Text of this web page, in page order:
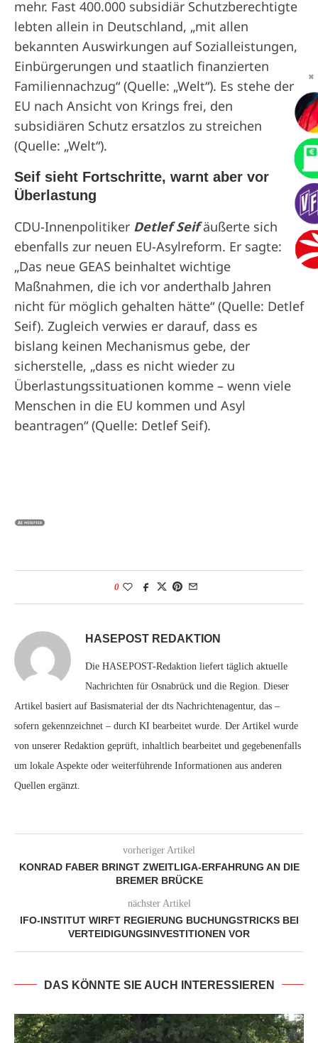
mehr. Fast 400.000 subsidiär Schutzberechtigte
lebten allein in Deutschland, „mit allen
bekannten Auswirkungen auf Sozialleistungen,
Einbürgerungen und staatlich finanzierten
Familiennachzug“ (Quelle: „Welt“). Es stehe der
EU nach Ansicht von Krings frei, den
subsidiären Schutz ersatzlos zu streichen
(Quelle: „Welt“).
Seif sieht Fortschritte, warnt aber vor
Überlastung
CDU-Innenpolitiker Detlef Seifäußerte sich
ebenfalls zur neuen EU-Asylreform. Er sagte:
„Das neue GEAS beinhaltet wichtige
Maßnahmen, die ich vor anderthalb Jahren
nicht für möglich gehalten hätte“ (Quelle: Detlef
Seif). Zugleich verwies er darauf, dass es
bislang keinen Mechanismus gebe, der
sicherstelle, „dass es nicht wieder zu
Überlastungssituationen komme – wenn viele
Menschen in die EU kommen und Asyl
beantragen“ (Quelle: Detlef Seif).
0
HASEPOST REDAKTION
Die HASEPOST-Redaktion liefert täglich aktuelle
Nachrichten für Osnabrück und die Region. Dieser
Artikel basiert auf Basismaterial der dts Nachrichtenagentur, das –
sofern gekennzeichnet – durch KI bearbeitet wurde. Der Artikel wurde
von unserer Redaktion geprüft, inhaltlich bearbeitet und gegebenenfalls
um lokale Aspekte oder weiterführende Informationen aus anderen
Quellen ergänzt.
vorheriger Artikel
KONRAD FABER BRINGT ZWEITLIGA-ERFAHRUNG AN DIE
BREMER BRÜCKE
nächster Artikel
IFO-INSTITUT WIRFT REGIERUNG BUCHUNGSTRICKS BEI
VERTEIDIGUNGSINVESTITIONEN VOR
DAS KÖNNTE SIE AUCH INTERESSIEREN
✖